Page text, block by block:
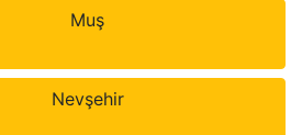
Muş
Nevşehir